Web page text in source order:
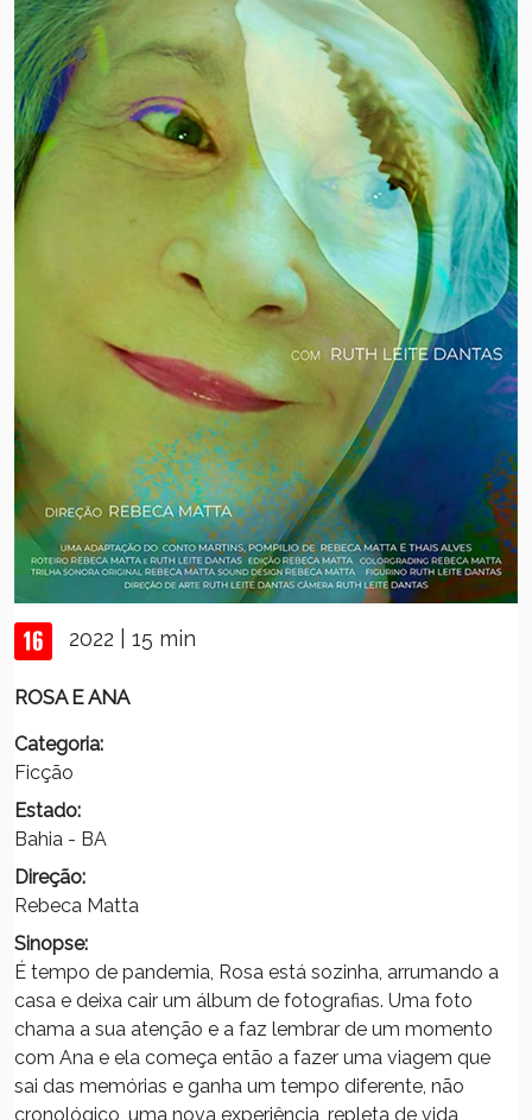
2022 | 15 min
ROSA E ANA
Categoria:
Ficção
Estado:
Bahia - BA
Direção:
Rebeca Matta
Sinopse:
É tempo de pandemia, Rosa está sozinha, arrumando a
casa e deixa cair um álbum de fotografias. Uma foto
chama a sua atenção e a faz lembrar de um momento
com Ana e ela começa então a fazer uma viagem que
sai das memórias e ganha um tempo diferente, não
cronológico, uma nova experiência, repleta de vida